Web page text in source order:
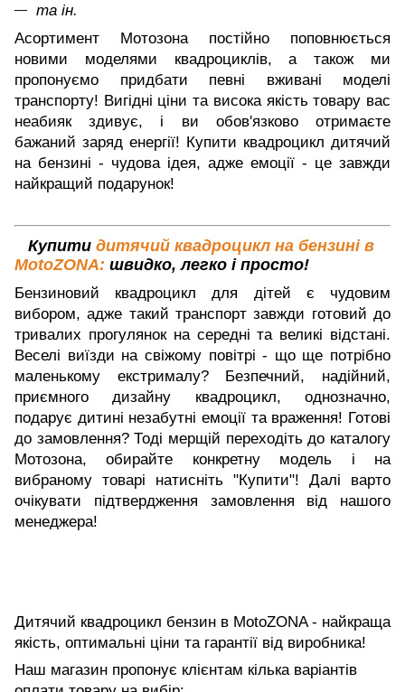
та ін.
Асортимент Мотозона постійно поповнюється
новими моделями квадроциклів, а також ми
пропонуємо придбати певні вживані моделі
транспорту! Вигідні ціни та висока якість товару вас
неабияк здивує, і ви обов'язково отримаєте
бажаний заряд енергії! Купити квадроцикл дитячий
на бензині - чудова ідея, адже емоції - це завжди
найкращий подарунок!
Купити дитячий квадроцикл на бензині в
MotoZONA: швидко, легко і просто!
Бензиновий квадроцикл для дітей є чудовим
вибором, адже такий транспорт завжди готовий до
тривалих прогулянок на середні та великі відстані.
Веселі виїзди на свіжому повітрі - що ще потрібно
маленькому екстрималу? Безпечний, надійний,
приємного дизайну квадроцикл, однозначно,
подарує дитині незабутні емоції та враження! Готові
до замовлення? Тоді мерщій переходіть до каталогу
Мотозона, обирайте конкретну модель і на
вибраному товарі натисніть "Купити"! Далі варто
очікувати підтвердження замовлення від нашого
менеджера!
Дитячий квадроцикл бензин в MotoZONA - найкраща
якість, оптимальні ціни та гарантії від виробника!
Наш магазин пропонує клієнтам кілька варіантів